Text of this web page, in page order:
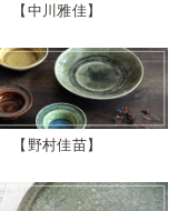
中川雅佳
野村佳苗